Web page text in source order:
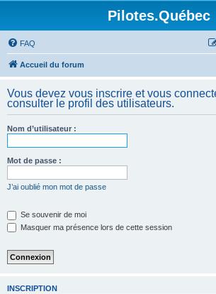
Pilotes.Québec
FAQ
Accueil du forum
Vous devez vous inscrire et vous
consulter le profil des utilisateurs.
Nom d’utilisateur :
Mot de passe :
J’ai oublié mon mot de passe
Se souvenir de moi
Masquer ma présence lors de cette session
INSCRIPTION